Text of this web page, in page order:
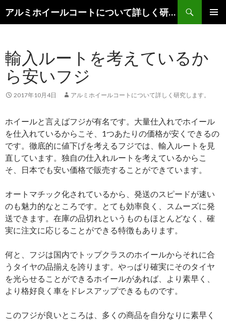
アルミホイールコートについて詳しく研究します。
索
ン
ツ
へ
動
輸入ルートを考えているか
ら安いフジ
2017年10月4日 アルミホイールコートについて詳しく研究します。
ホイールと言えばフジが有名です。大量仕入れでホイール
を仕入れているからこそ、1つあたりの価格が安くできるの
です。徹底的に値下げを考えるフジでは、輸入ルートを見
直しています。独自の仕入れルートを考えているからこ
そ、日本でも安い価格で販売することができています。
オートマチック化されているから、発送のスピードが速い
のも魅力的なところです。とても効率良く、スムーズに発
送できます。在庫の品切れというものもほとんどなく、確
実に注文に応じることができる特徴もあります。
何と、フジは国内でトップクラスのホイールからそれに合
うタイヤの品揃えを誇ります。やっぱり確実にそのタイヤ
を光らせることができるホイールがあれば、より素早く、
より格好良く車をドレスアップできるものです。
このフジが良いところは、多くの商品を自分なりに素早く